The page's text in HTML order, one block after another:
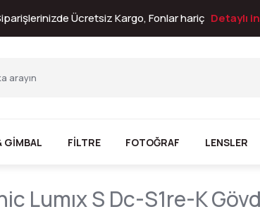
Ücretsiz Kargo, Fonlar hariç Detaylı
GİMBAL FİLTRE FOTOĞRAF LENSLER
Lumıx S Dc-S1re-K